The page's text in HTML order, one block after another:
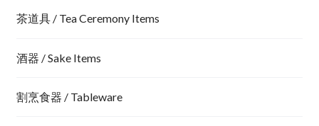
茶道具 / Tea Ceremony Items
酒器 / Sake Items
割烹食器 / Tableware